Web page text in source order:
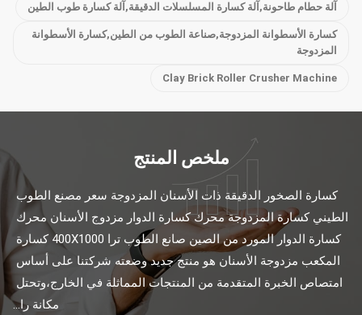
آلة حطام طاحونة,آلة كسارة المسلسلات الدقيقة,آلة كسارة طوب الطين
كسارة الأسطوانة المزدوجة,صناعة الطوب من الطين,كسارة الأسطوانة
المزدوجة
Clay Brick Roller Crusher Machine
ملخص المنتج
مكانة را...